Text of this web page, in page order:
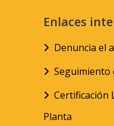
Enlaces
Denuncia el
Certificación
Planta